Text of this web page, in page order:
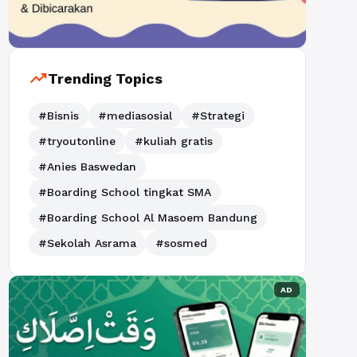
trending_upTrending Topics
#Bisnis #mediasosial
#Strategi
#tryoutonline
#kuliah gratis
#Anies Baswedan
#Boarding School tingkat SMA
#Boarding School Al Masoem Bandung
#Sekolah Asrama
#sosmed
AD